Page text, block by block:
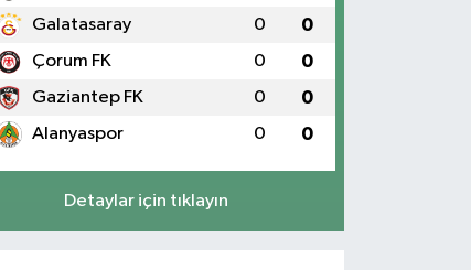
Galatasaray 0 0
Çorum FK 0 0
Gaziantep FK 0 0
Alanyaspor 0 0
Detaylar için tıklayın